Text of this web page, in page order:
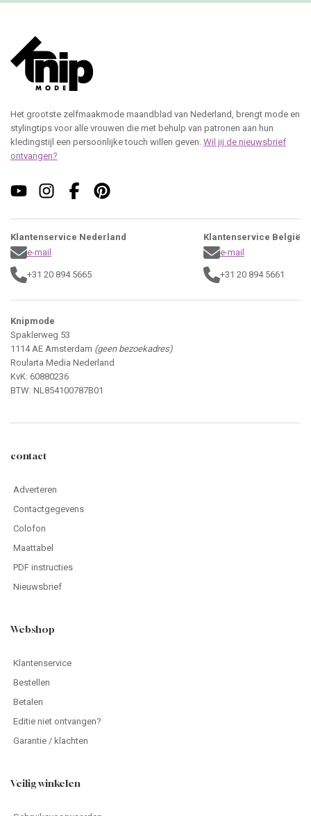
Het grootste zelfmaakmode maandblad van Nederland, brengt mode en
stylingtips voor alle vrouwen die met behulp van patronen aan hun
kledingstijl een persoonlijke touch willen geven. Wil jij de nieuwsbrief
ontvangen?
Klantenservice Nederland
e-mail
+31 20 894 5665
Klantenservice België
e-mail
+31 20 894 5661
Knipmode
Spaklerweg 53
1114 AE Amsterdam (geen bezoekadres)
Roularta Media Nederland
KvK: 60880236
BTW: NL854100787B01
contact
Adverteren
Contactgegevens
Colofon
Maattabel
PDF instructies
Nieuwsbrief
Webshop
Klantenservice
Bestellen
Betalen
Editie niet ontvangen?
Garantie / klachten
Veilig winkelen